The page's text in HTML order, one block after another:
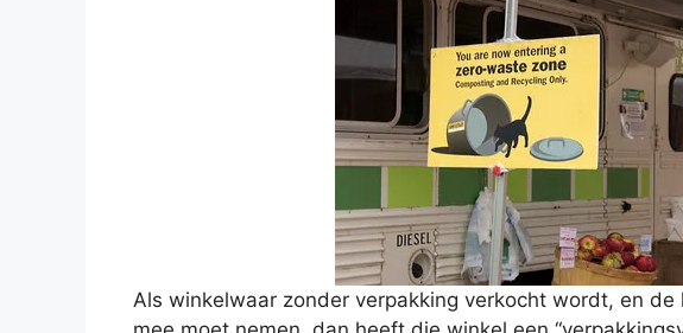
Als winkelwaar zonder verpakking verkocht wordt, en